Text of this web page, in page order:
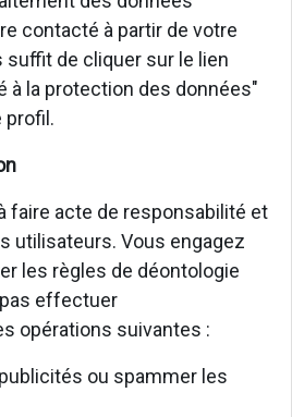
contacté à partir de votre
suffit de cliquer sur le lien
à la protection des données"
profil.
faire acte de responsabilité et
utilisateurs. Vous engagez
les règles de déontologie
effectuer
opérations suivantes :
ou spammer les